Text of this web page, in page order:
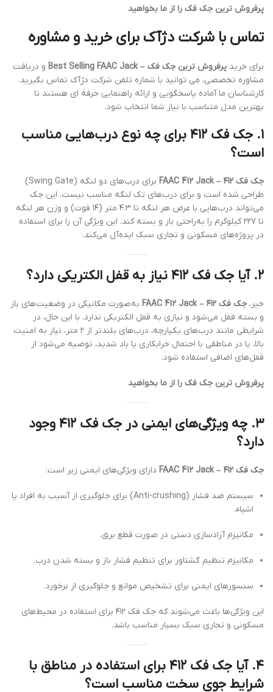
پرفروش ترین جک فک را از ما بخواهید
تماس با شرکت دژآک برای خرید و مشاوره
برای خرید پرفروش ترین جک فک – Best Selling FAAC Jack
و دریافت
مشاوره تخصصی، می توانید با شماره تلفن شرکت دژآک تماس بگیرید.
کارشناسان ما آماده پاسخگویی و ارائه راهنمایی حرفه ای هستند تا
بهترین مدل متناسب با نیاز شما انتخاب شود.
۱.
جک فک ۴۱۲ برای چه نوع درب‌هایی مناسب
است؟
جک فک ۴۱۲ – FAAC 412 Jack
برای درب‌های دو لنگه (Swing Gate)
طراحی شده است و برای درب‌های تک لنگه مناسب نیست. این جک
می‌تواند درب‌هایی با عرض هر لنگه تا ۴.۳ متر (۱۴ فوت) و وزن هر لنگه
تا ۲۲۷ کیلوگرم را به‌راحتی باز و بسته کند.
این ویژگی آن را برای استفاده
در پروژه‌های مسکونی و تجاری سبک ایده‌آل می‌کند.
۲. آیا جک فک ۴۱۲ نیاز به قفل الکتریکی دارد؟
خیر، جک فک ۴۱۲ – FAAC 412 Jack
به‌صورت مکانیکی در وضعیت‌های باز
و بسته قفل می‌شود و نیازی به قفل الکتریکی ندارد. با این حال، در
شرایطی مانند درب‌های یکپارچه، درب‌های بلندتر از ۲ متر، نیاز به امنیت
بالا، یا در مناطقی با احتمال خرابکاری یا باد شدید، توصیه می‌شود از
قفل‌های اضافی استفاده شود.
پرفروش ترین جک فک را از ما بخواهید
۳.
چه ویژگی‌های ایمنی در جک فک ۴۱۲ وجود
دارد؟
جک فک ۴۱۲ – FAAC 412 Jack دارای ویژگی‌های ایمنی زیر است:
سیستم ضد فشار (Anti-crushing) برای جلوگیری از آسیب به افراد یا
اشیاء.
مکانیزم آزادسازی دستی در صورت قطع برق.
مکانیزم تنظیم گشتاور برای تنظیم فشار باز و بسته شدن درب.
سنسورهای ایمنی برای تشخیص موانع و جلوگیری از برخورد.
این ویژگی‌ها باعث می‌شوند که جک فک ۴۱۲ برای استفاده در محیط‌های
مسکونی و تجاری سبک بسیار مناسب باشد.
۴.
آیا جک فک ۴۱۲ برای استفاده در مناطق با
شرایط جوی سخت مناسب است؟